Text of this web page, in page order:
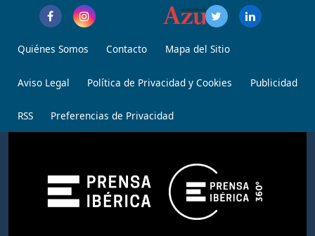
Quiénes Somos Contacto Mapa del Sitio
Aviso Legal Política de Privacidad y Cookies Publicidad
RSS Preferencias de Privacidad